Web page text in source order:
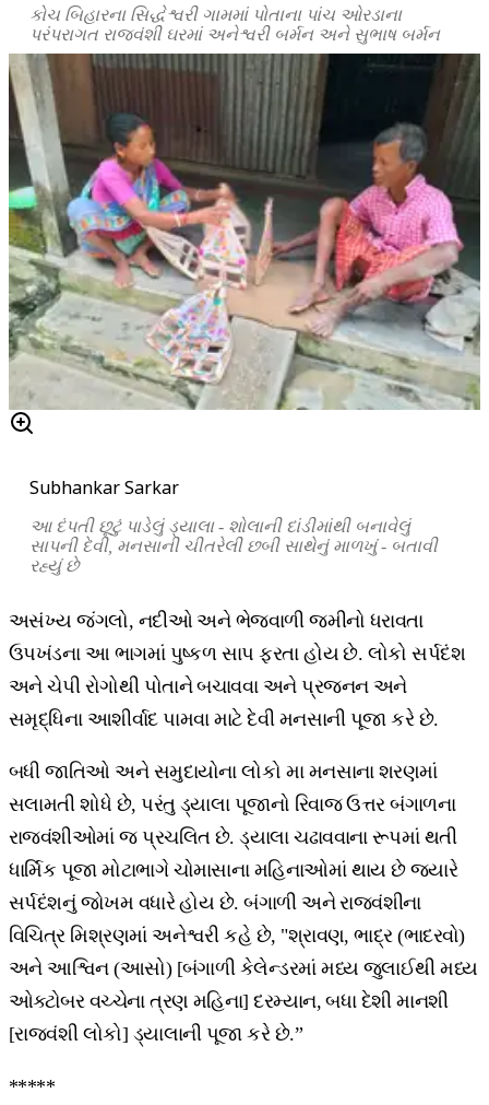
કોચ બિહારના સિદ્ધેશ્વરી ગામમાં પોતાના પાંચ ઓરડાના
પરંપરાગત રાજવંશી ઘરમાં અનેશ્વરી બર્મન અને સુભાષ બર્મન
Subhankar Sarkar
આ દંપતી છૂટું પાડેલું ડ્યાલા- શોલાની દાંડીમાંથી બનાવેલું
સાપની દેવી, મનસાની ચીતરેલી છબી સાથેનું માળખું- બતાવી
રહ્યું છે
અસંખ્ય જંગલો, નદીઓ અને ભેજવાળી જમીનો ધરાવતા
ઉપખંડના આ ભાગમાં પુષ્કળ સાપ ફરતા હોય છે. લોકો સર્પદંશ
અને ચેપી રોગોથી પોતાને બચાવવા અને પ્રજનન અને
સમૃદ્ધિના આશીર્વાદ પામવા માટે દેવી મનસાની પૂજા કરે છે.
બધી જાતિઓ અને સમુદાયોના લોકો મા મનસાના શરણમાં
સલામતી શોધે છે, પરંતુ ડ્યાલા પૂજાનો રિવાજ ઉત્તર બંગાળના
રાજવંશીઓમાં જ પ્રચલિત છે. ડ્યાલા ચઢાવવાના રૂપમાં થતી
ધાર્મિક પૂજા મોટાભાગે ચોમાસાના મહિનાઓમાં થાય છે જ્યારે
સર્પદંશનું જોખમ વધારે હોય છે. બંગાળી અને રાજવંશીના
વિચિત્ર મિશ્રણમાં અનેશ્વરી કહે છે, "શ્રાવણ, ભાદ્ર (ભાદરવો)
અને આશ્વિન (આસો) [બંગાળી કેલેન્ડરમાં મધ્ય જુલાઈથી મધ્ય
ઓક્ટોબર વચ્ચેના ત્રણ મહિના] દરમ્યાન, બધા દેશી માનશી
[રાજવંશી લોકો] ડ્યાલાની પૂજા કરે છે.”
*****